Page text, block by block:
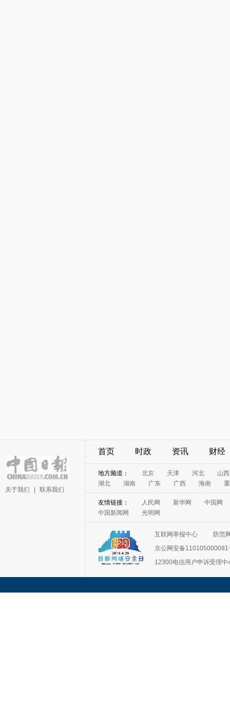
关于我们 联系我们
首页 时政 资讯 财经
地方频道： 北京 天津 河北
山西
湖北
湖南 广东 广西 海南
友情链接： 人民网 新华网
中国网
中国新闻网
光明网
互联网举报中心
防范
京公网安备110105000081
12300电信用户申诉受理中